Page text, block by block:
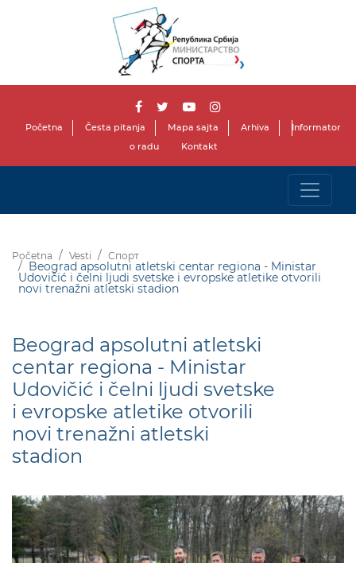
Početna Česta pitanja Mapa sajta Arhiva
Informator
o radu
Kontakt
Početna Vesti Спорт
Beograd apsolutni atletski centar regiona - Ministar
Udovičić i čelni ljudi svetske i evropske atletike otvorili
novi trenažni atletski stadion
Beograd apsolutni atletski
centar regiona - Ministar
Udovičić i čelni ljudi svetske
i evropske atletike otvorili
novi trenažni atletski
stadion